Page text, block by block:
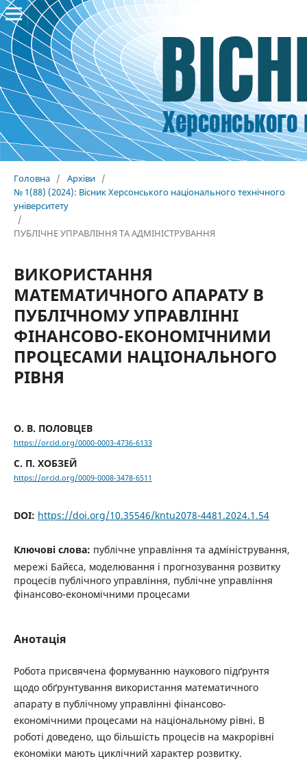
Головна / Архіви /
№ 1(88) (2024): Вісник Херсонського національного технічного
університету
/
ПУБЛІЧНЕ УПРАВЛІННЯ ТА АДМІНІСТРУВАННЯ
ВИКОРИСТАННЯ
МАТЕМАТИЧНОГО АПАРАТУ В
ПУБЛІЧНОМУ УПРАВЛІННІ
ФІНАНСОВО-ЕКОНОМІЧНИМИ
ПРОЦЕСАМИ НАЦІОНАЛЬНОГО
РІВНЯ
О. В. ПОЛОВЦЕВ
https://orcid.org/0000-0003-4736-6133
C. П. ХОБЗЕЙ
https://orcid.org/0009-0008-3478-6511
DOI: https://doi.org/10.35546/kntu2078-4481.2024.1.54
Ключові слова: публічне управління та адміністрування,
мережі Байєса, моделювання і прогнозування розвитку
процесів публічного управління, публічне управління
фінансово-економічними процесами
Анотація
Робота присвячена формуванню наукового підґрунтя
щодо обґрунтування використання математичного
апарату в публічному управлінні фінансово-
економічними процесами на національному рівні. В
роботі доведено, що більшість процесів на макрорівні
економіки мають циклічний характер розвитку.